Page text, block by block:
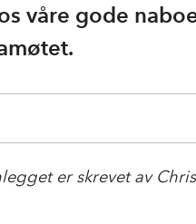
våre gode
er skrevet av